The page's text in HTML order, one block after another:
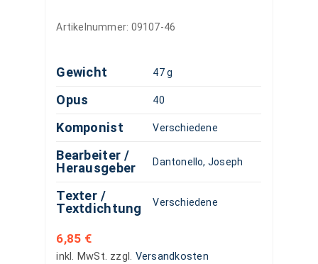
Artikelnummer: 09107-46
Gewicht 47 g
Opus 40
Komponist Verschiedene
Bearbeiter /
Herausgeber
Dantonello, Joseph
Texter /
Textdichtung
Verschiedene
6,85 €
inkl. MwSt. zzgl. Versandkosten